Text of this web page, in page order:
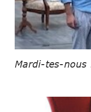
Mardi-tes-nous